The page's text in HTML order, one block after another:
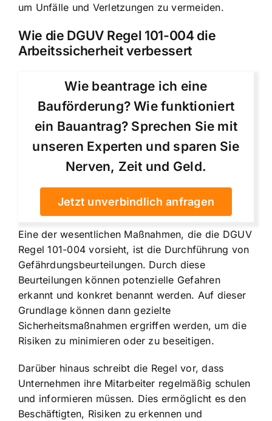
um Unfälle und Verletzungen zu vermeiden.
Wie die DGUV Regel 101-004 die
Arbeitssicherheit verbessert
Wie beantrage ich eine
Bauförderung? Wie funktioniert
ein Bauantrag? Sprechen Sie mit
unseren Experten und sparen Sie
Nerven, Zeit und Geld.
Jetzt unverbindlich anfragen
Eine der wesentlichen Maßnahmen, die die DGUV
Regel 101-004 vorsieht, ist die Durchführung von
Gefährdungsbeurteilungen. Durch diese
Beurteilungen können potenzielle Gefahren
erkannt und konkret benannt werden. Auf dieser
Grundlage können dann gezielte
Sicherheitsmaßnahmen ergriffen werden, um die
Risiken zu minimieren oder zu beseitigen.
Darüber hinaus schreibt die Regel vor, dass
Unternehmen ihre Mitarbeiter regelmäßig schulen
und informieren müssen. Dies ermöglicht es den
Beschäftigten, Risiken zu erkennen und